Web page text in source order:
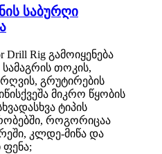
საბურღი
Drill Rig გამოიყენება
თოკის,
გრუტირების
მიკრო წყობის
ტიპის
როგორიცაა
კლდე-მიწა და
ფენა;